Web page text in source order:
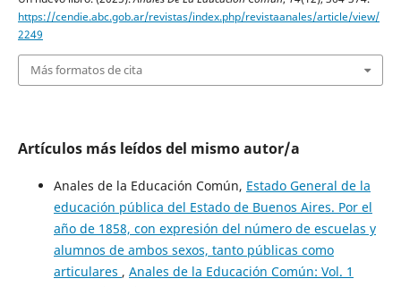
https://cendie.abc.gob.ar/revistas/index.php/revistaanales/article/view/
2249
Más formatos de cita
Artículos más leídos del mismo autor/a
Anales de la Educación Común, Estado General de la
educación pública del Estado de Buenos Aires. Por el
año de 1858, con expresión del número de escuelas y
alumnos de ambos sexos, tanto públicas como
articulares , Anales de la Educación Común: Vol. 1